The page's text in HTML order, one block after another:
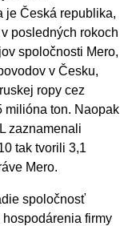
je Česká republika,
posledných rokoch
spoločnosti Mero,
v Česku,
ropy cez
milióna ton. Naopak
zaznamenali
tak tvorili 3,1
Mero.
spoločnosť
firmy